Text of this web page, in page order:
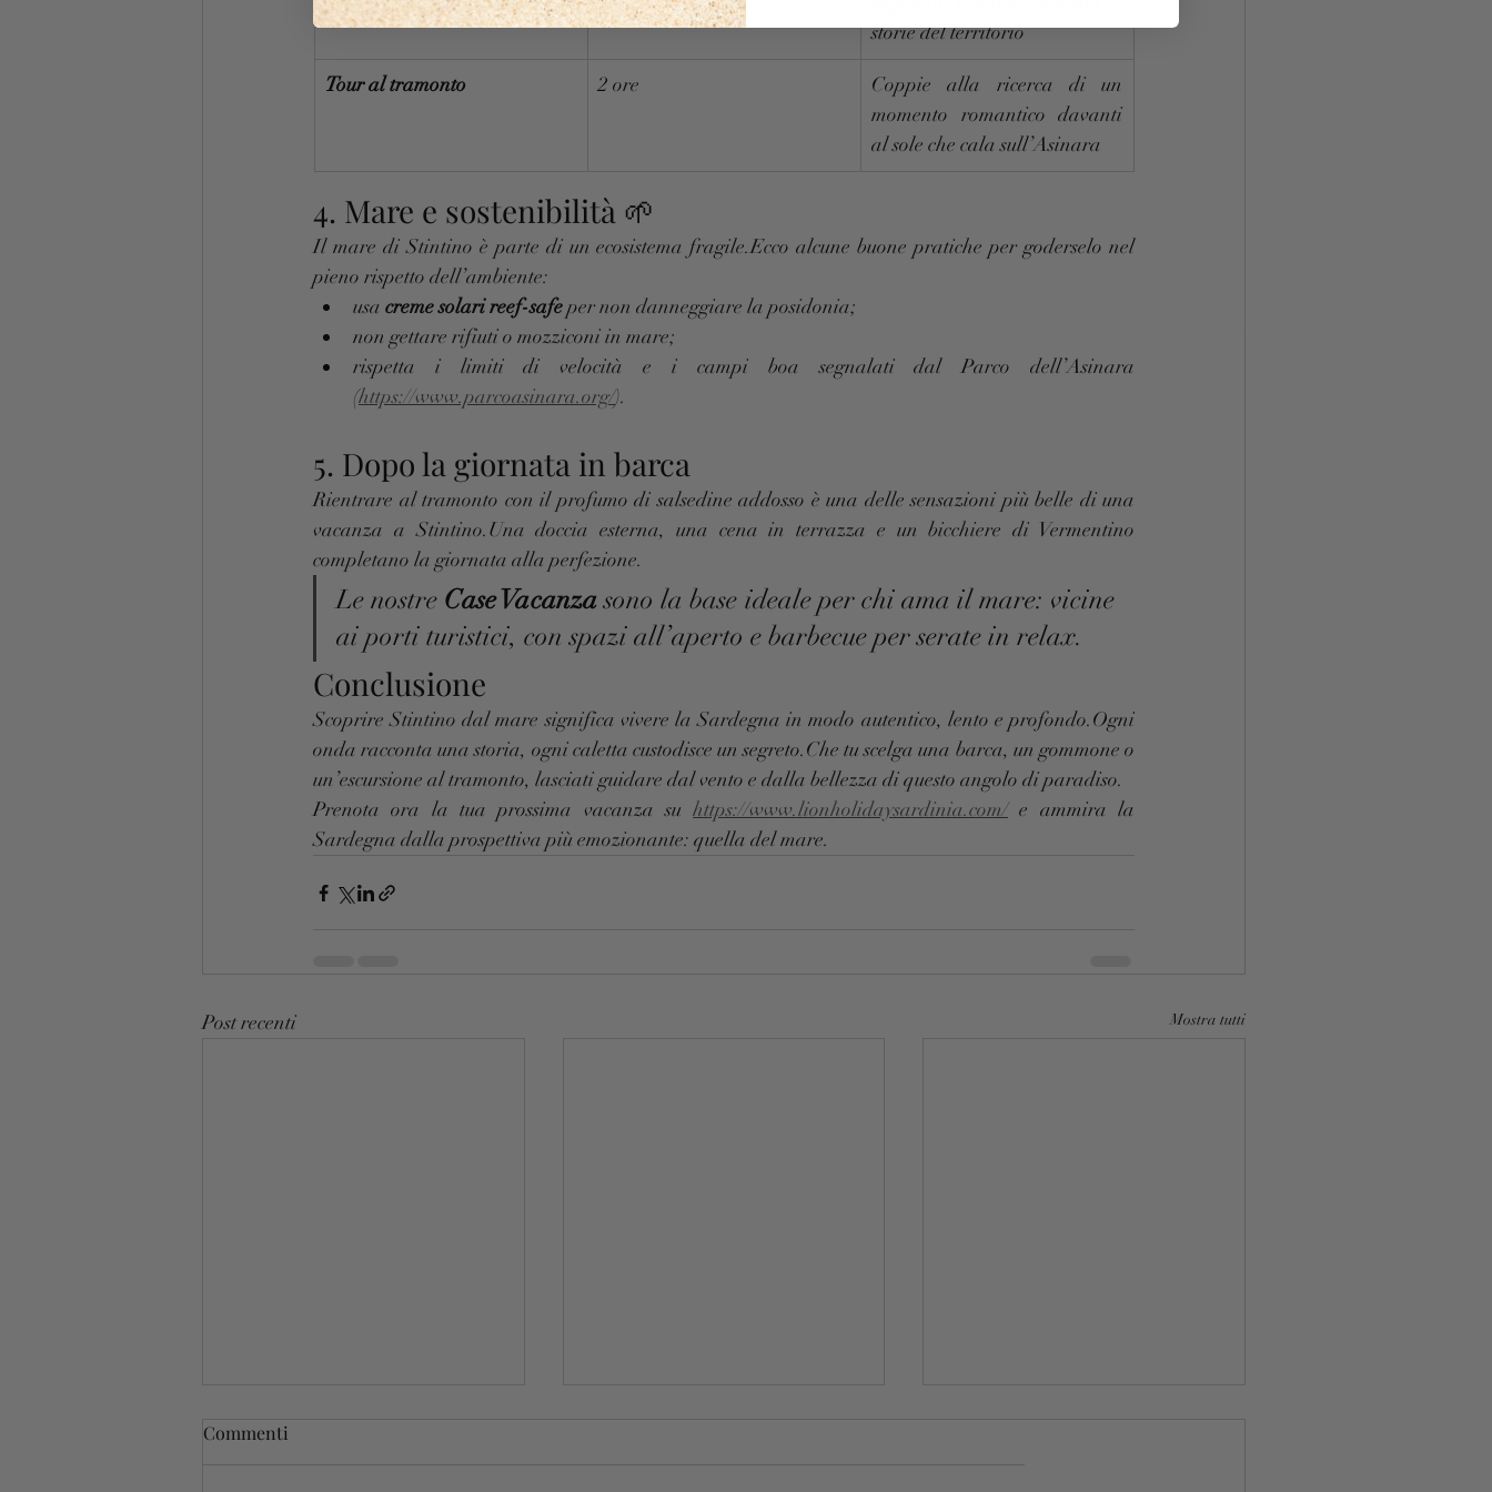
storie del territorio
Tour al tramonto 2 ore
Coppie alla ricerca di un
momento romantico davanti
al sole che cala sull’Asinara
4. Mare e sostenibilità 🌱
Il mare di Stintino è parte di un ecosistema fragile.Ecco alcune buone pratiche per goderselo nel
pieno rispetto dell’ambiente:
usa creme solari reef-safe per non danneggiare la posidonia;
non gettare rifiuti o mozziconi in mare;
rispetta i limiti di velocità e i campi boa segnalati dal Parco dell’Asinara
(https://www.parcoasinara.org/).
5. Dopo la giornata in barca
Rientrare al tramonto con il profumo di salsedine addosso è una delle sensazioni più belle di una
vacanza a Stintino.Una doccia esterna, una cena in terrazza e un bicchiere di Vermentino
completano la giornata alla perfezione.
Le nostre Case Vacanza sono la base ideale per chi ama il mare: vicine
ai porti turistici, con spazi all’aperto e barbecue per serate in relax.
Conclusione
Scoprire Stintino dal mare significa vivere la Sardegna in modo autentico, lento e profondo.Ogni
onda racconta una storia, ogni caletta custodisce un segreto.Che tu scelga una barca, un gommone o
un’escursione al tramonto, lasciati guidare dal vento e dalla bellezza di questo angolo di paradiso.
Prenota ora la tua prossima vacanza su https://www.lionholidaysardinia.com/ e ammira la
Sardegna dalla prospettiva più emozionante: quella del mare.
Post recenti Mostra tutti
Commenti